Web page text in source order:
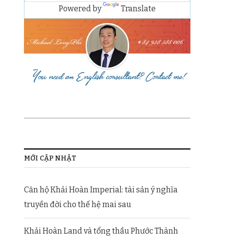
Powered by Translate
MỚI CẬP NHẬT
Căn hộ Khải Hoàn Imperial: tài sản ý nghĩa
truyền đời cho thế hệ mai sau
Khải Hoàn Land và tổng thầu Phước Thành